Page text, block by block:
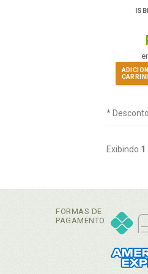
*
Exibindo 1
FORMAS DE
PAGAMENTO